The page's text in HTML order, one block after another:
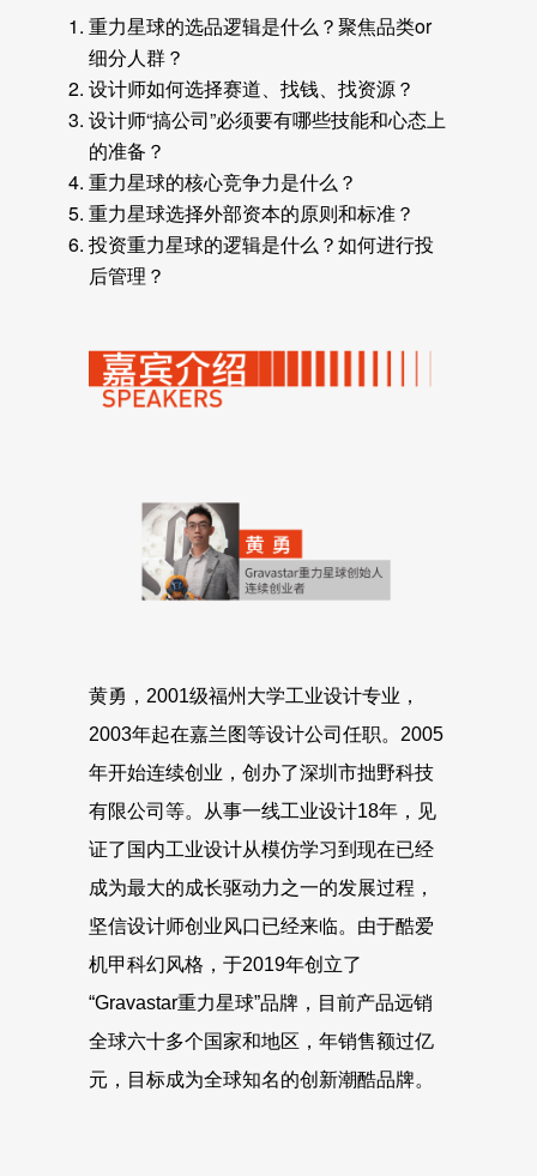
重力星球的选品逻辑是什么？聚焦品类or
细分人群？
设计师如何选择赛道、找钱、找资源？
设计师“搞公司”必须要有哪些技能和心态上
的准备？
重力星球的核心竞争力是什么？
重力星球选择外部资本的原则和标准？
投资重力星球的逻辑是什么？如何进行投
后管理？
黄勇，2001级福州大学工业设计专业，
2003年起在嘉兰图等设计公司任职。2005
年开始连续创业，创办了深圳市拙野科技
有限公司等。从事一线工业设计18年，见
证了国内工业设计从模仿学习到现在已经
成为最大的成长驱动力之一的发展过程，
坚信设计师创业风口已经来临。由于酷爱
机甲科幻风格，于2019年创立了
“Gravastar重力星球”品牌，目前产品远销
全球六十多个国家和地区，年销售额过亿
元，目标成为全球知名的创新潮酷品牌。